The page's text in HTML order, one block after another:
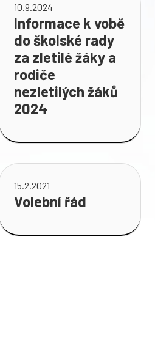
10.9.2024
Informace k vobě
do školské rady
za zletilé žáky a
rodiče
nezletilých žáků
2024
15.2.2021
Volební řád